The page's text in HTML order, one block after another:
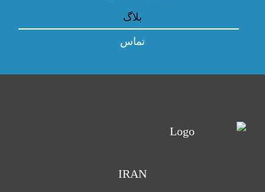
بلاگ
تماس
IRAN